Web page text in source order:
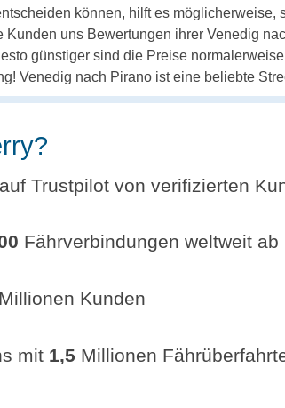
können, hilft es möglicherweise,
Kunden uns Bewertungen ihrer Venedig
günstiger sind die Preise
Venedig nach Pirano ist eine beliebte
auf Trustpilot von verifizierten
Fährverbindungen weltweit ab
Millionen Kunden
mit 1,5 Millionen